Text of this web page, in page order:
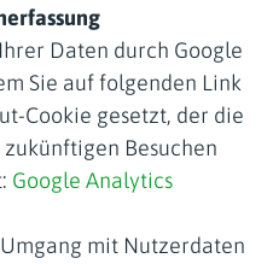
Daten durch Google
Sie auf folgenden Link
Cookie gesetzt, der die
Besuchen
Google Analytics
mit Nutzerdaten